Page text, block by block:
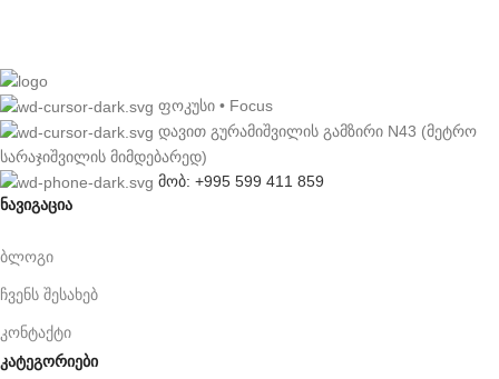
ფოკუსი • Focus
დავით გურამიშვილის გამზირი N43 (მეტრო
სარაჯიშვილის მიმდებარედ)
მობ: +995 599 411 859
ნავიგაცია
ბლოგი
ჩვენს შესახებ
კონტაქტი
კატეგორიები